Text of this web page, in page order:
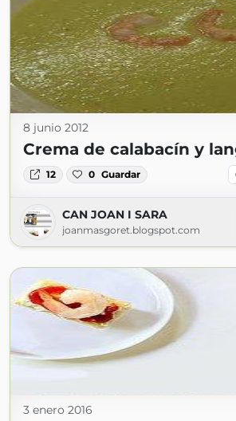
8 junio 2012
Crema de calabacín y
12 0 Guardar
CAN JOAN I SARA
joanmasgoret.blogspot.com
3 enero 2016